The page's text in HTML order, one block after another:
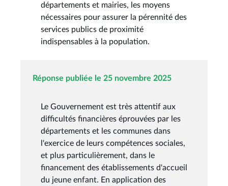
départements et mairies, les moyens
nécessaires pour assurer la pérennité des
services publics de proximité
indispensables à la population.
Réponse publiée le 25 novembre 2025
Le Gouvernement est très attentif aux
difficultés financières éprouvées par les
départements et les communes dans
l'exercice de leurs compétences sociales,
et plus particulièrement, dans le
financement des établissements d'accueil
du jeune enfant. En application des